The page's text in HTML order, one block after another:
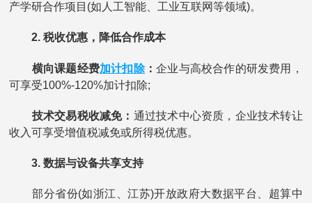
产学研合作项目(如人工智能、工业互联网等领域)。
2. 税收优惠，降低合作成本
横向课题经费加计扣除：企业与高校合作的研发费用，
可享受100%-120%加计扣除;
技术交易税收减免： 通过技术中心资质，企业技术转让
收入可享受增值税减免或所得税优惠。
3. 数据与设备共享支持
部分省份(如浙江、江苏)开放政府大数据平台、超算中